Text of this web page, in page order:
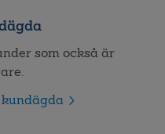
som också är